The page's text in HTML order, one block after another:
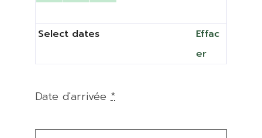
Select dates
Effac
er
Date d'arrivée*